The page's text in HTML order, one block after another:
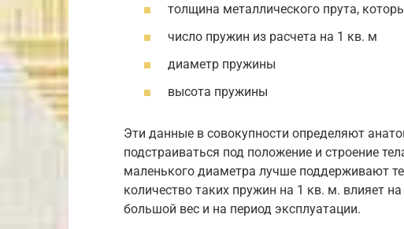
толщина металлического прута,
число пружин из расчета на 1 кв. м
диаметр пружины
высота пружины
Эти данные в совокупности определяют
подстраиваться под положение и строение
маленького диаметра лучше поддерживают
количество таких пружин на 1 кв. м. влияет
большой вес и на период эксплуатации.